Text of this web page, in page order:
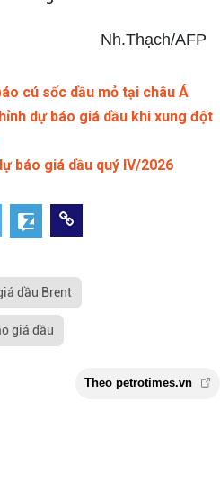
Nh.Thạch/AFP
cú sốc dầu mỏ tại châu Á
dự báo giá dầu khi xung đột
báo giá dầu quý IV/2026
dầu Brent
giá dầu